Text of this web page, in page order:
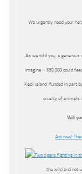
We urgently need your
As we told you, a generous
imagine – $50,000 could
Kecil island, funded in part
cruelty of animals
Will
Act now!
the wild and not